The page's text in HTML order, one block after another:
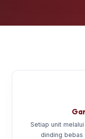
Setiap unit
dinding bebas